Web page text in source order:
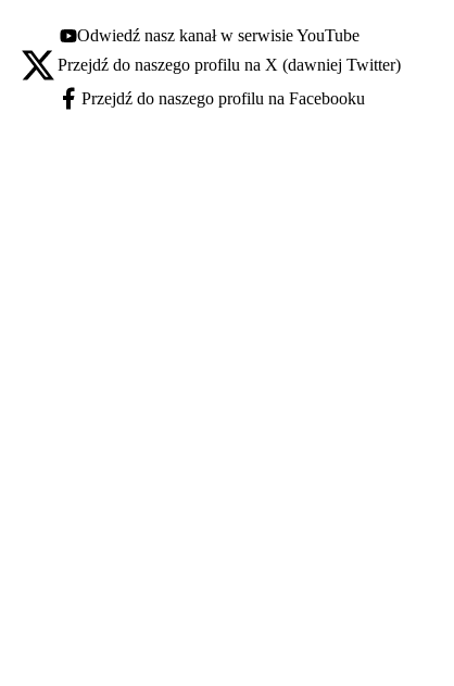
Youtube - otwiera się w nowej karcie
Odwiedź nasz kanał w serwisie YouTube
X - otwiera się w nowej karcie
Przejdź do naszego profilu na X (dawniej Twitter)
Facebook - otwiera się w nowej karcie
Przejdź do naszego profilu na Facebooku